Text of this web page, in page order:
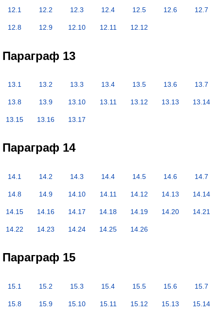
12.1 12.2 12.3 12.4 12.5 12.6 12.7
12.8 12.9 12.10 12.11 12.12
Параграф 13
13.1 13.2 13.3 13.4 13.5 13.6 13.7
13.8 13.9 13.10 13.11 13.12 13.13 13.14
13.15 13.16 13.17
Параграф 14
14.1 14.2 14.3 14.4 14.5 14.6 14.7
14.8 14.9 14.10 14.11 14.12 14.13 14.14
14.15 14.16 14.17 14.18 14.19 14.20 14.21
14.22 14.23 14.24 14.25 14.26
Параграф 15
15.1 15.2 15.3 15.4 15.5 15.6 15.7
15.8 15.9 15.10 15.11 15.12 15.13 15.14